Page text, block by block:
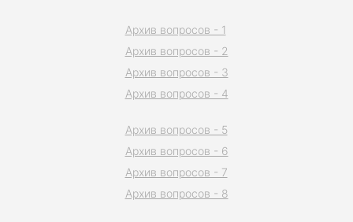
Архив вопросов - 1
Архив вопросов - 2
Архив вопросов - 3
Архив вопросов - 4
Архив вопросов - 5
Архив вопросов - 6
Архив вопросов - 7
Архив вопросов - 8